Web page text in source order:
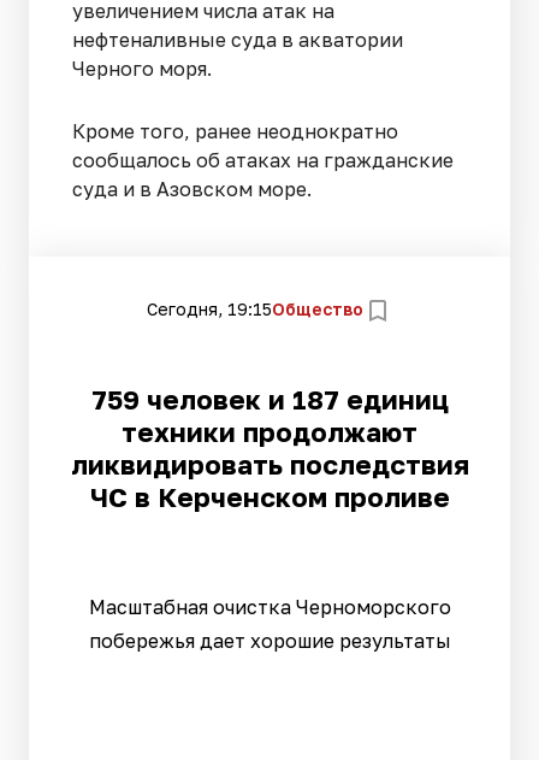
увеличением числа атак на
нефтеналивные суда в акватории
Черного моря.
Кроме того, ранее неоднократно
сообщалось об атаках на гражданские
суда и в Азовском море.
Сегодня, 19:15Общество
759 человек и 187 единиц
техники продолжают
ликвидировать последствия
ЧС в Керченском проливе
Масштабная очистка Черноморского
побережья дает хорошие результаты